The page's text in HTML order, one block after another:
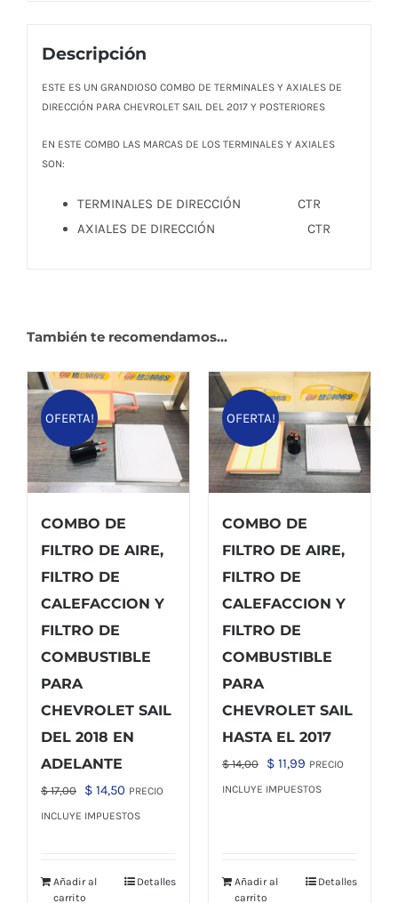
Descripción
ESTE ES UN GRANDIOSO COMBO DE TERMINALES Y AXIALES DE
DIRECCIÓN PARA CHEVROLET SAIL DEL 2017 Y POSTERIORES
EN ESTE COMBO LAS MARCAS DE LOS TERMINALES Y AXIALES
SON:
TERMINALES DE DIRECCIÓN CTR
AXIALES DE DIRECCIÓN CTR
También te recomendamos…
OFERTA!
COMBO DE
FILTRO DE AIRE,
FILTRO DE
CALEFACCION Y
FILTRO DE
COMBUSTIBLE
PARA
CHEVROLET SAIL
DEL 2018 EN
ADELANTE
$17,00
El
precio
$ 17,00.
$ 14,50El
precio
$ 14,50.
PRECIO
INCLUYE IMPUESTOS
Añadir al
carrito
Detalles
OFERTA!
COMBO DE
FILTRO DE AIRE,
FILTRO DE
CALEFACCION Y
FILTRO DE
COMBUSTIBLE
PARA
CHEVROLET SAIL
HASTA EL 2017
$14,00
El
precio
$ 11,99 El
precio
PRECIO
INCLUYE IMPUESTOS
Añadir al
carrito
Detalles